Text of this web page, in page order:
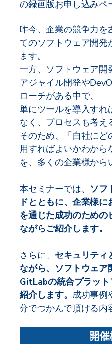
の録画版お申し込みペ
昨今、企業の競争力を
てのソフトウェア開発
ます。
一方、ソフトウェア開
アジャイル開発や
ローチがある中で、
単にツールを導入すれ
なく、プロセスも考え
そのため、「自社にど
用すればよいかわから
を、多くの企業様から
本セミナーでは、 ソフ
ドとともに、企業様
を通じた成功のための
ながらご紹介します。
さらに、 セキュリティ
ながら、ソフトウェア
GitLabの統合プラッ
紹介します。 成功事例
分でつかんで頂ける内
開